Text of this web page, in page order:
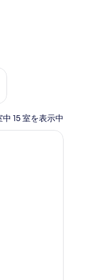
ック
中 15 室を表示中
ートパソコン用作業スペース
ニバーのアイテム (無料)、